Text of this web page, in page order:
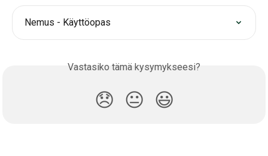
Nemus - Käyttöopas
Vastasiko tämä kysymykseesi?
😞 😐 😃